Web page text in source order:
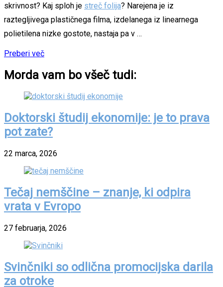
skrivnost? Kaj sploh je streč folija? Narejena je iz
raztegljivega plastičnega filma, izdelanega iz linearnega
polietilena nizke gostote, nastaja pa v …
Preberi več
Morda vam bo všeč tudi:
Doktorski študij ekonomije: je to prava
pot zate?
22 marca, 2026
Tečaj nemščine – znanje, ki odpira
vrata v Evropo
27 februarja, 2026
Svinčniki so odlična promocijska darila
za otroke